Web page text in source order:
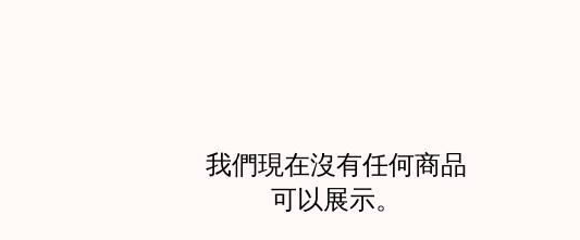
我們現在沒有任何商品
可以展示。